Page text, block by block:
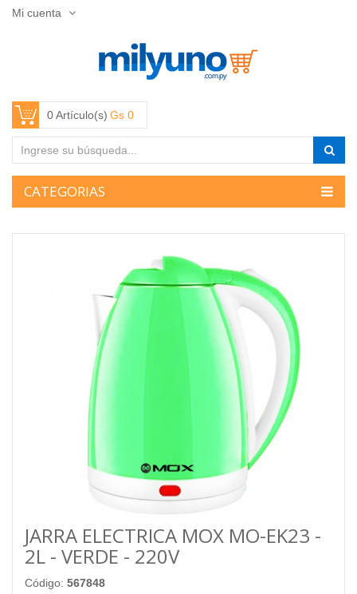
Mi cuenta
0 Artículo(s) Gs 0
CATEGORIAS
JARRA ELECTRICA MOX MO-EK23 -
2L - VERDE - 220V
Código: 567848